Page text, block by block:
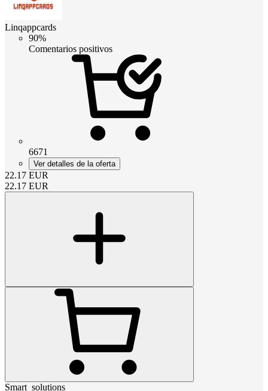
Linqappcards
90%
Comentarios positivos
6671
Ver detalles de la oferta
22.17 EUR
22.17 EUR
Smart_solutions